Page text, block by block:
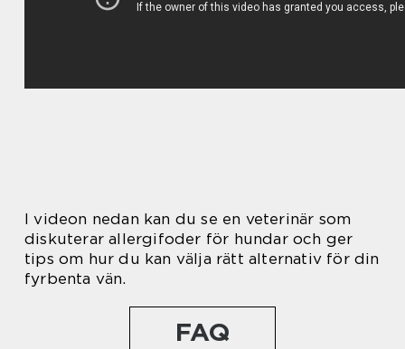
I videon nedan kan du se en veterinär som
diskuterar allergifoder för hundar och ger
tips om hur du kan välja rätt alternativ för din
fyrbenta vän.
FAQ